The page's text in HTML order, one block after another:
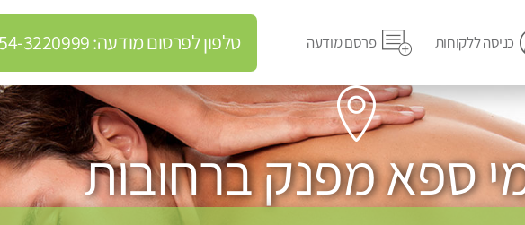
כניסה ללקוחות פרסם מודעה טלפון לפרסום מודעה: 054-3220999
ספא מפנק ברחובות